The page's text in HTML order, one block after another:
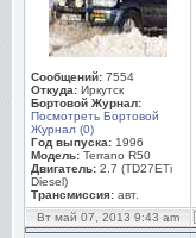
Сообщений: 7554
Откуда: Иркутск
Бортовой Журнал:
Посмотреть Бортовой
Журнал (0)
Год выпуска: 1996
Модель: Terrano R50
Двигатель: 2.7 (TD27ETi
Diesel)
Трансмиссия: авт.
Вт май 07, 2013 9:43 am